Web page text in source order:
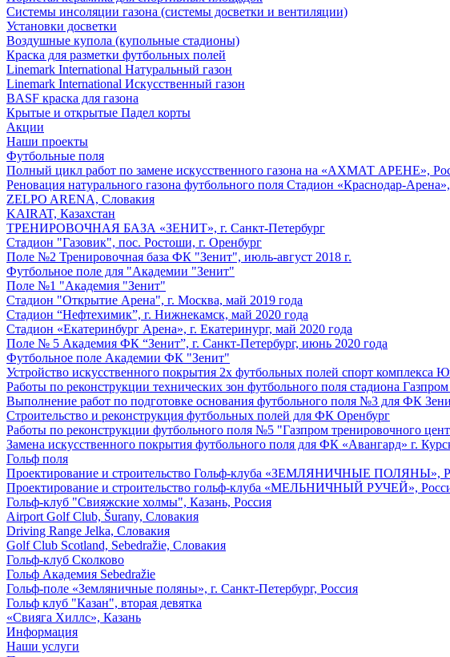
Системы инсоляции газона (системы досветки и вентиляции)
Установки досветки
Воздушные купола (купольные стадионы)
Краска для разметки футбольных полей
Linemark International Натуральный газон
Linemark International Искусственный газон
BASF краска для газона
Крытые и открытые Падел корты
Акции
Наши проекты
Футбольные поля
Полный цикл работ по замене искусственного газона на «АХМАТ АРЕНЕ»,
Реновация натурального газона футбольного поля Стадион «Краснодар-
ZELPO ARENA, Словакия
KAIRAT, Казахстан
ТРЕНИРОВОЧНАЯ БАЗА «ЗЕНИТ», г. Санкт-Петербург
Стадион "Газовик", пос. Ростоши, г. Оренбург
Поле №2 Тренировочная база ФК "Зенит", июль-август 2018 г.
Футбольное поле для "Академии "Зенит"
Поле №1 "Академия "Зенит"
Стадион "Открытие Арена", г. Москва, май 2019 года
Стадион “Нефтехимик”, г. Нижнекамск, май 2020 года
Стадион «Екатеринбург Арена», г. Екатеринург, май 2020 года
Поле № 5 Академия ФК “Зенит”, г. Санкт-Петербург, июнь 2020 года
Футбольное поле Академии ФК "Зенит"
Устройство искусственного покрытия 2х футбольных полей спорт комплекса
Работы по реконструкции технических зон футбольного поля стадиона
Выполнение работ по подготовке основания футбольного поля №3 для ФК
Строительство и реконструкция футбольных полей для ФК Оренбург
Работы по реконструкции футбольного поля №5 "Газпром тренировочного
Замена искусственного покрытия футбольного поля для ФК «Авангард» г.
Гольф поля
Проектирование и строительство Гольф-клуба «ЗЕМЛЯНИЧНЫЕ ПОЛЯНЫ»,
Проектирование и строительство гольф-клуба «МЕЛЬНИЧНЫЙ РУЧЕЙ»,
Гольф-клуб "Свияжские холмы", Казань, Россия
Airport Golf Club, Šurany, Словакия
Driving Range Jelka, Словакия
Golf Club Scotland, Sebedražie, Словакия
Гольф-клуб Сколково
Гольф Академия Sebedražie
Гольф-поле «Земляничные поляны», г. Санкт-Петербург, Россия
Гольф клуб "Казан", вторая девятка
«Свияга Хиллс», Казань
Информация
Наши услуги